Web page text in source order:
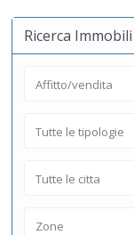
Ricerca Immobili
Affitto/vendita
Tutte le tipologie
Tutte le citta
Zone